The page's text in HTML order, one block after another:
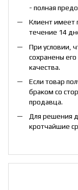
- полная
Клиент имеет
течение 14
При условии,
сохранены
качества.
Если товар
браком со
продавца.
Для решения
кротчайшие